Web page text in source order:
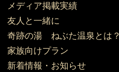
メディア掲載実績
友人と一緒に
奇跡の湯 ねぶた温泉とは？
家族向けプラン
新着情報・お知らせ